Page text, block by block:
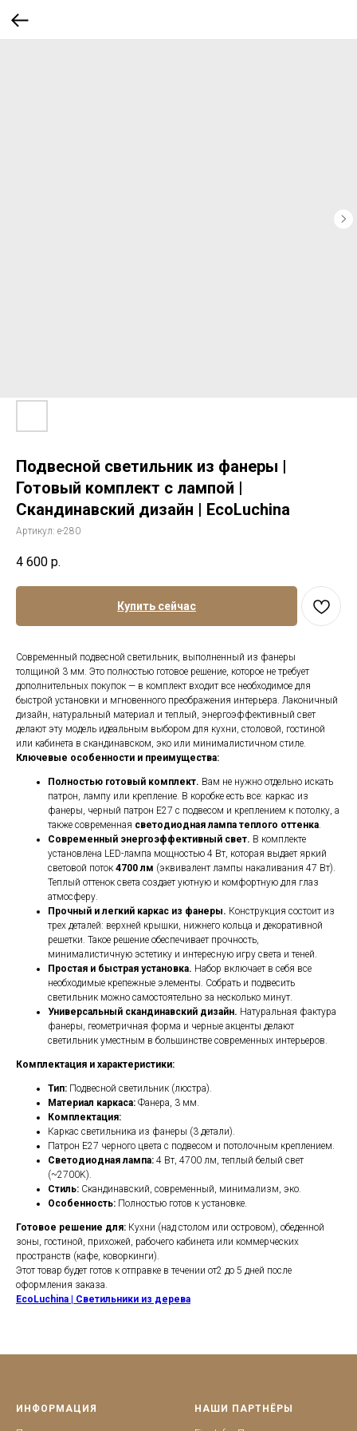
Подвесной светильник из фанеры |
Готовый комплект с лампой |
Скандинавский дизайн | EcoLuchina
Артикул: е-280
4 600 р.
Купить сейчас
Современный подвесной светильник, выполненный из фанеры
толщиной 3 мм. Это полностью готовое решение, которое не требует
дополнительных покупок — в комплект входит все необходимое для
быстрой установки и мгновенного преображения интерьера. Лаконичный
дизайн, натуральный материал и теплый, энергоэффективный свет
делают эту модель идеальным выбором для кухни, столовой, гостиной
или кабинета в скандинавском, эко или минималистичном стиле.
Ключевые особенности и преимущества:
Полностью готовый комплект. Вам не нужно отдельно искать
патрон, лампу или крепление. В коробке есть все: каркас из
фанеры, черный патрон E27 с подвесом и креплением к потолку, а
также современная светодиодная лампа теплого оттенка.
Современный энергоэффективный свет. В комплекте
установлена LED-лампа мощностью 4 Вт, которая выдает яркий
световой поток 4700 лм (эквивалент лампы накаливания 47 Вт).
Теплый оттенок света создает уютную и комфортную для глаз
атмосферу.
Прочный и легкий каркас из фанеры. Конструкция состоит из
трех деталей: верхней крышки, нижнего кольца и декоративной
решетки. Такое решение обеспечивает прочность,
минималистичную эстетику и интересную игру света и теней.
Простая и быстрая установка. Набор включает в себя все
необходимые крепежные элементы. Собрать и подвесить
светильник можно самостоятельно за несколько минут.
Универсальный скандинавский дизайн. Натуральная фактура
фанеры, геометричная форма и черные акценты делают
светильник уместным в большинстве современных интерьеров.
Комплектация и характеристики:
Тип: Подвесной светильник (люстра).
Материал каркаса: Фанера, 3 мм.
Комплектация:
Каркас светильника из фанеры (3 детали).
Патрон E27 черного цвета с подвесом и потолочным креплением.
Светодиодная лампа: 4 Вт, 4700 лм, теплый белый свет
(~2700K).
Стиль: Скандинавский, современный, минимализм, эко.
Особенность: Полностью готов к установке.
Готовое решение для: Кухни (над столом или островом), обеденной
зоны, гостиной, прихожей, рабочего кабинета или коммерческих
пространств (кафе, коворкинги).
Этот товар будет готов к отправке в течении от2 до 5 дней после
оформления заказа.
EcoLuchina | Светильники из дерева
ИНФОРМАЦИЯ НАШИ ПАРТНЁРЫ